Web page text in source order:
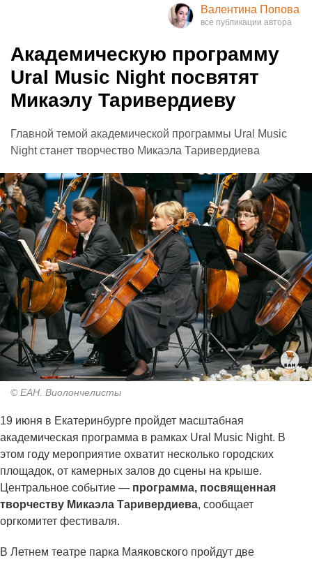
Валентина Попова
Академическую программу
Ural Music Night посвятят
Микаэлу Таривердиеву
Главной темой академической программы Ural Music
Night станет творчество Микаэла Таривердиева
© ЕАН. Виолончелисты
19 июня в Екатеринбурге пройдет масштабная
академическая программа в рамках Ural Music Night. В
этом году мероприятие охватит несколько городских
площадок, от камерных залов до сцены на крыше.
Центральное событие — программа, посвященная
творчеству Микаэла Таривердиева, сообщает
оргкомитет фестиваля.
В Летнем театре парка Маяковского пройдут две